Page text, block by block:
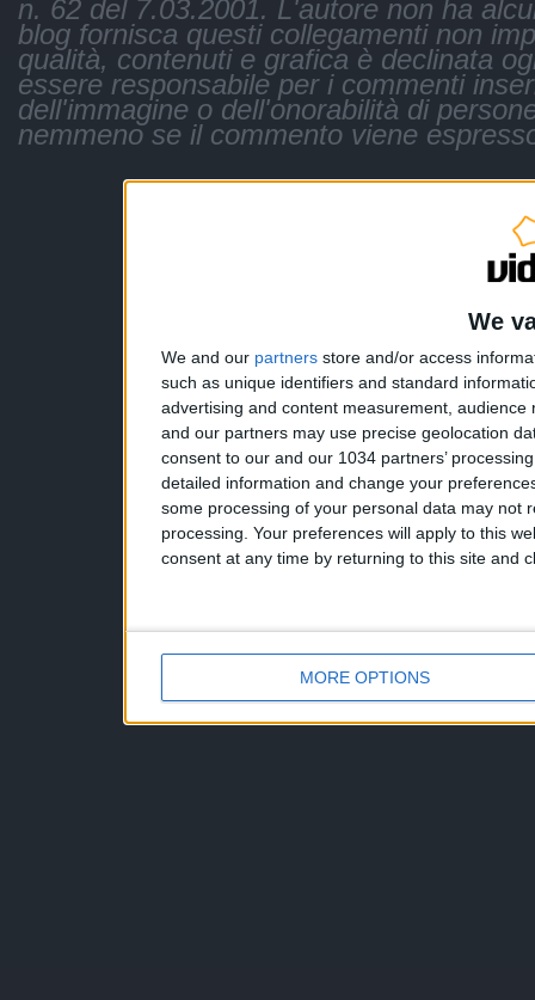
We
We and our partners store and/or access
such as unique identifiers and standard
advertising and content measurement,
and our partners may use precise geolocation
consent to our and our 1034 partners’
detailed information and change your
some processing of your personal data may not
processing. Your preferences will apply to this
consent at any time by returning to this site and
MORE OPTIONS
n. 62 del 7.03.2001. L'autore non ha
blog fornisca questi collegamenti non
qualità, contenuti e grafica è declinata
essere responsabile per i commenti
dell'immagine o dell'onorabilità di
nemmeno se il commento viene